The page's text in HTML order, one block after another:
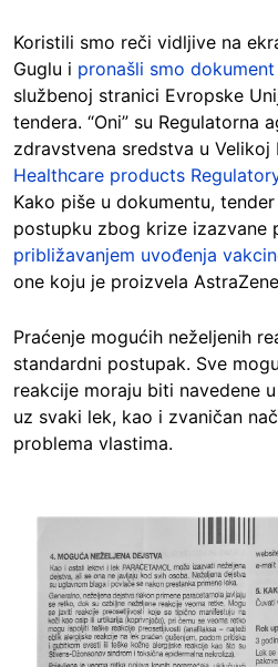
Koristili smo reči vidljive na
Guglu i pronašli smo dokument
službenoj stranici Evropske
tendera. “Oni” su Regulatorna
zdravstvena sredstva u Velikoj
Healthcare products
Kako piše u dokumentu,
postupku zbog krize izazvane
približavanjem uvođenja
one koju je proizvela
Praćenje mogućih neželjenih
standardni postupak. Sve
reakcije moraju biti navedene
uz svaki lek, kao i zvaničan
problema vlastima.